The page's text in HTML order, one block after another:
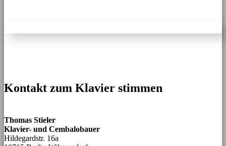
Kontakt zum Klavier stimmen
Thomas Stieler
Klavier- und Cembalobauer
Hildegardstr. 16a